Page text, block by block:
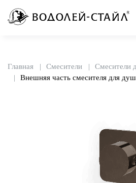
Главная Смесители
Смесители
Внешняя часть смесителя для